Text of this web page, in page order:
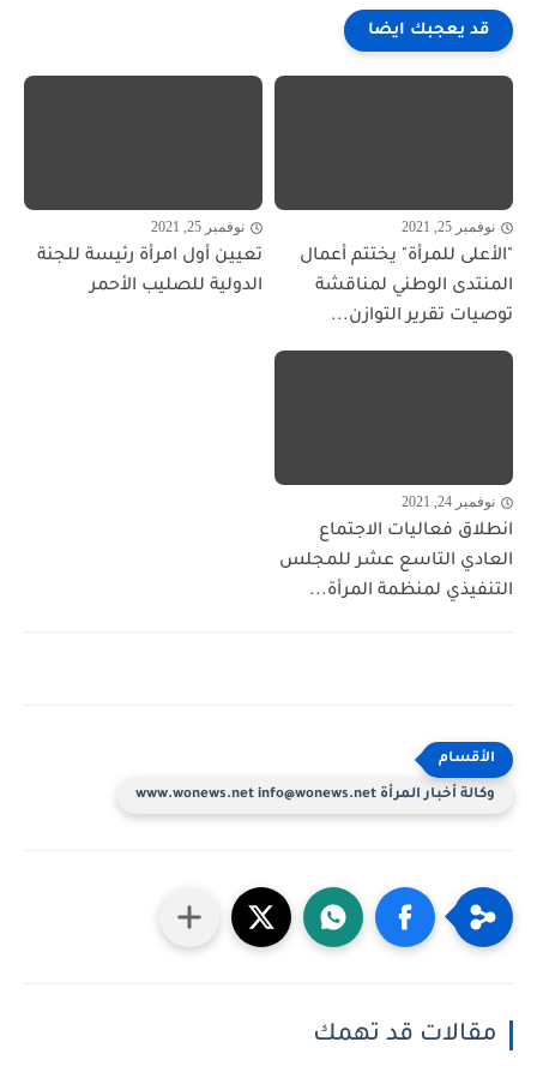
قد يعجبك ايضا
نوفمبر 25, 2021
"الأعلى للمرأة" يختتم أعمال
المنتدى الوطني لمناقشة
توصيات تقرير التوازن...
نوفمبر 25, 2021
تعيين أول امرأة رئيسة للجنة
الدولية للصليب الأحمر
نوفمبر 24, 2021
انطلاق فعاليات الاجتماع
العادي التاسع عشر للمجلس
التنفيذي لمنظمة المرأة...
وكالة أخبار المرأة www.wonews.net info@wonews.net
مقالات قد تهمك